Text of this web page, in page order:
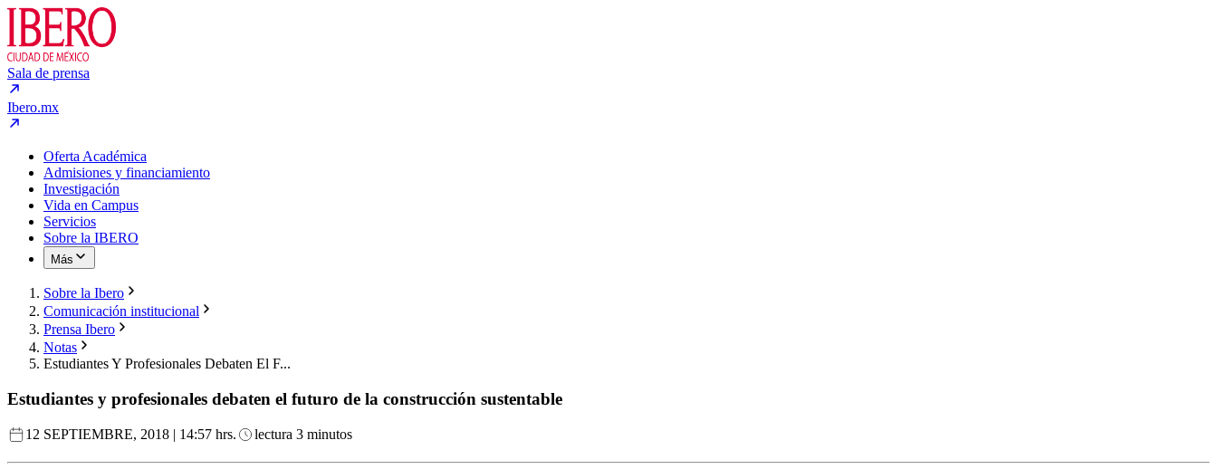
Sala de prensa
Ibero.mx
Oferta Académica
Admisiones y financiamiento
Investigación
Vida en Campus
Servicios
Sobre la IBERO
Más
Sobre la Ibero
Comunicación institucional
Prensa Ibero
Notas
Estudiantes Y Profesionales Debaten El F...
Estudiantes y profesionales debaten el futuro de la construcción sustentable
12 SEPTIEMBRE, 2018 | 14:57 hrs. lectura 3 minutos